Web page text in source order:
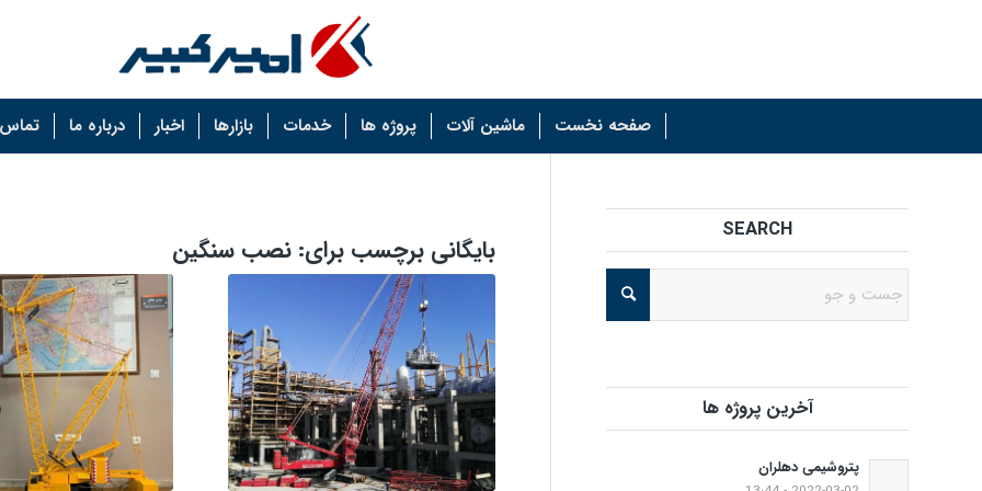
صفحه نخست ماشین آلات پروژه ها خدمات بازارها اخبار درباره ما تماس
بایگانی برچسب برای: نصب سنگین
SEARCH
آخرین پروژه ها
پتروشیمی دهلران